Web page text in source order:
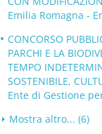
Emilia Romagna -
CONCORSO
PARCHI E LA
TEMPO
SOSTENIBILE,
Ente di Gestione
Mostra altro... (6)